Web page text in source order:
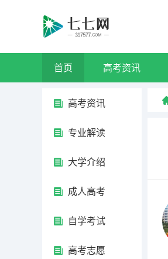
首页 高考资讯
高考资讯
专业解读
大学介绍
成人高考
自学考试
高考志愿